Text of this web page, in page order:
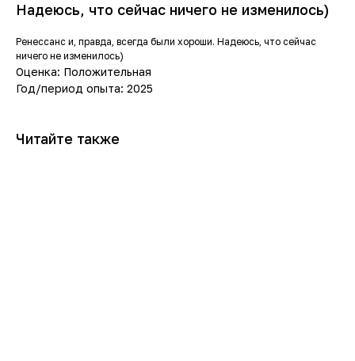
Надеюсь, что сейчас ничего не изменилось)
Ренессанс и, правда, всегда были хороши. Надеюсь, что сейчас
ничего не изменилось)
Оценка: Положительная
Год/период опыта: 2025
Читайте также